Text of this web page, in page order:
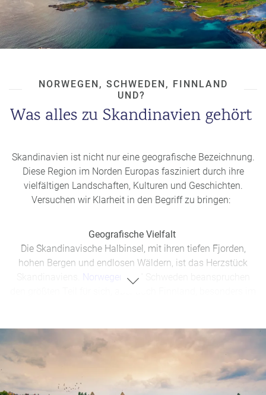
NORWEGEN, SCHWEDEN, FINNLAND
UND?
Was alles zu Skandinavien gehört
Skandinavien ist nicht nur eine geografische Bezeichnung.
Diese Region im Norden Europas fasziniert durch ihre
vielfältigen Landschaften, Kulturen und Geschichten.
Versuchen wir Klarheit in den Begriff zu bringen:
Geografische Vielfalt
Die Skandinavische Halbinsel, mit ihren tiefen Fjorden,
hohen Bergen und endlosen Wäldern, ist das Herzstück
Norwegen
und Schweden beanspruchen
Kulturelle Vielfalt
Kulturell gesehen bilden
Schweden und
Dänemark die traditionelle Skandinavien-Achse. Sie teilen
eine gemeinsame Geschichte, Sprache und viele